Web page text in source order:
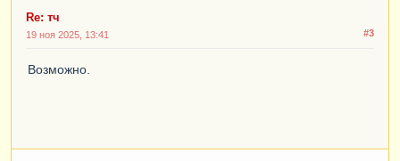
Re: тч
#3
19 ноя 2025, 13:41
Возможно.